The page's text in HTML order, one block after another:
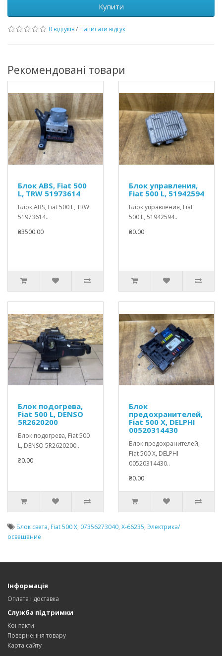
Купити
0 відгуків/ Написати відгук
Рекомендовані товари
Блок ABS, Fiat 500
L, TRW 51973614
Блок ABS, Fiat 500 L, TRW
51973614..
₴3500.00
Блок управления,
Fiat 500 L, 51942594
Блок управления, Fiat
500 L, 51942594..
₴0.00
Блок подогрева,
Fiat 500 L, DENSO
5R2620200
Блок подогрева, Fiat 500
L, DENSO 5R2620200..
₴0.00
Блок
предохранителей,
Fiat 500 X, DELPHI
00520314430
Блок предохранителей,
Fiat 500 X, DELPHI
00520314430..
₴0.00
Блок света, Fiat 500 X, 07356273040, X-66235, Электрика/
освещение
Інформація
Оплата і доставка
Служба підтримки
Контакти
Повернення товару
Карта сайту